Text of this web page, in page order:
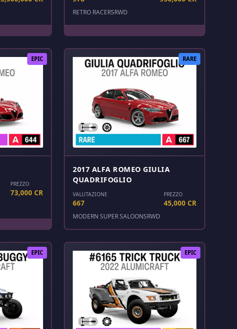
RETRO RACERSRWD
EPIC
PREZZO
73,000 CR
RARE
2017 ALFA ROMEO GIULIA
QUADRIFOGLIO
VALUTAZIONE
667
PREZZO
45,000 CR
MODERN SUPER SALOONSRWD
EPIC EPIC